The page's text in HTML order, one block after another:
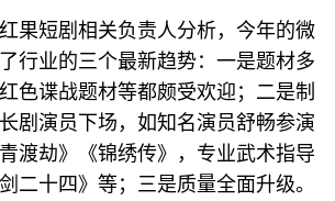
果短剧相关负责人分析，今年的微
行业的三个最新趋势：一是题材多
色谍战题材等都颇受欢迎；二是制
剧演员下场，如知名演员舒畅参演
渡劫》《锦绣传》，专业武术指导
二十四》等；三是质量全面升级。